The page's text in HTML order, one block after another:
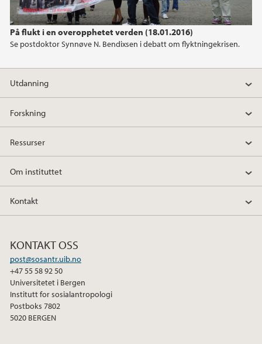
På flukt i en overopphetet verden (18.01.2016)
Se postdoktor Synnøve N. Bendixsen i debatt om flyktningekrisen.
2014
Utdanning
Forskning
Ressurser
Om instituttet
Kontakt
KONTAKT OSS
post@sosantr.uib.no
+47 55 58 92 50
Universitetet i Bergen
Institutt for sosialantropologi
Postboks 7802
5020 BERGEN